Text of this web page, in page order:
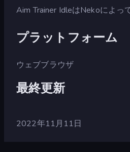
Aim Trainer IdleはNekoによっ
プラットフォーム
ウェブブラウザ
最終更新
2022年11月11日